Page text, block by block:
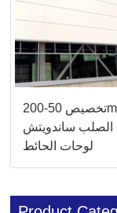
تخصيص 50-200mm سمك
الصلب ساندويتش
لوحات الحائط